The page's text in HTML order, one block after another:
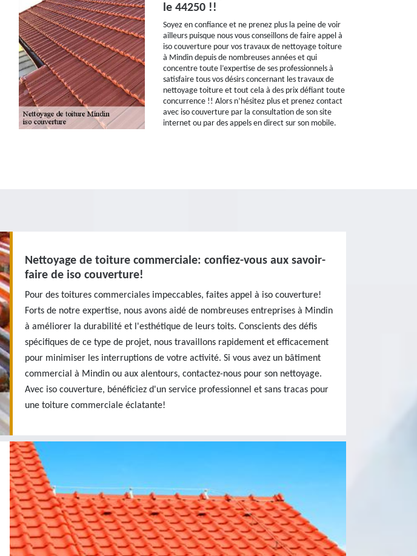
le 44250 !!
Soyez en confiance et ne prenez plus la peine de voir
ailleurs puisque nous vous conseillons de faire appel à
iso couverture pour vos travaux de nettoyage toiture
à Mindin depuis de nombreuses années et qui
concentre toute l’expertise de ses professionnels à
satisfaire tous vos désirs concernant les travaux de
nettoyage toiture et tout cela à des prix défiant toute
concurrence !! Alors n’hésitez plus et prenez contact
avec iso couverture par la consultation de son site
internet ou par des appels en direct sur son mobile.
Nettoyage de toiture commerciale: confiez-vous aux savoir-
faire de iso couverture!
Pour des toitures commerciales impeccables, faites appel à iso couverture!
Forts de notre expertise, nous avons aidé de nombreuses entreprises à Mindin
à améliorer la durabilité et l'esthétique de leurs toits. Conscients des défis
spécifiques de ce type de projet, nous travaillons rapidement et efficacement
pour minimiser les interruptions de votre activité. Si vous avez un bâtiment
commercial à Mindin ou aux alentours, contactez-nous pour son nettoyage.
Avec iso couverture, bénéficiez d'un service professionnel et sans tracas pour
une toiture commerciale éclatante!